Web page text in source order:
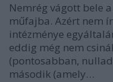
Nemrég vágott bele
műfajba. Azért nem
intézménye
eddig még nem
(pontosabban,
második (amely…